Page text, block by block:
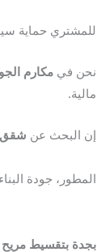
للمشتري حماية
نحن فيمكارم
مالية.
​إن البحث عن شقق
المطور، جودة
بجدة بتقسيط مريح